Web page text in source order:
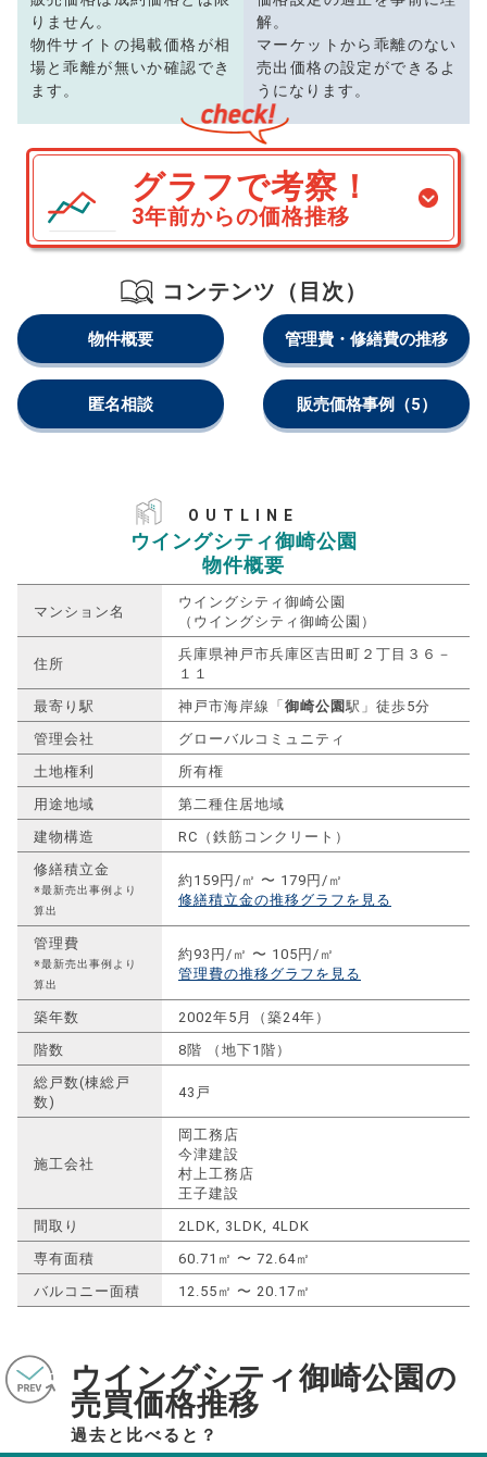
りません。
物件サイトの掲載価格が相
場と乖離が無いか確認でき
ます。
解。
マーケットから乖離のない
売出価格の設定ができるよ
うになります。
グラフで考察！
3年前からの価格推移
コンテンツ（目次）
物件概要 管理費・修繕費の推移
匿名相談 販売価格事例 （5）
OUTLINE
ウイングシティ御崎公園
物件概要
マンション名
ウイングシティ御崎公園
（ウイングシティ御崎公園）
住所
兵庫県神戸市兵庫区吉田町２丁目３６－
１１
最寄り駅
神戸市海岸線「御崎公園駅」徒歩5分
管理会社
グローバルコミュニティ
土地権利
所有権
用途地域
第二種住居地域
建物構造
RC（鉄筋コンクリート）
修繕積立金
※最新売出事例より
算出
約159円/㎡ 〜 179円/㎡
修繕積立金の推移グラフを見る
管理費
※最新売出事例より
算出
約93円/㎡ 〜 105円/㎡
管理費の推移グラフを見る
築年数
2002年5月（築24年）
階数
8階 （地下1階）
総戸数(棟総戸
数)
43戸
施工会社
岡工務店
今津建設
村上工務店
王子建設
間取り
2LDK, 3LDK, 4LDK
専有面積
60.71㎡ 〜 72.64㎡
バルコニー面積
12.55㎡ 〜 20.17㎡
ウイングシティ御崎公園の
売買価格推移
過去と比べると？